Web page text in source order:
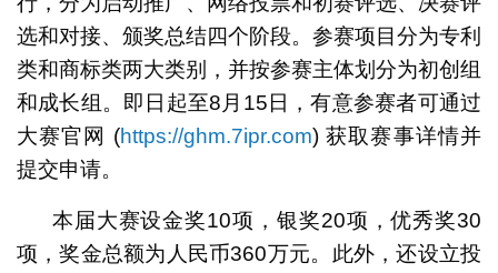
选和对接、颁奖总结四个阶段。参赛项目分为专利
类和商标类两大类别，并按参赛主体划分为初创组
和成长组。即日起至8月15日，有意参赛者可通过
大赛官网 (https://ghm.7ipr.com) 获取赛事详情并
提交申请。
本届大赛设金奖10项，银奖20项，优秀奖30
项，奖金总额为人民币360万元。此外，还设立投